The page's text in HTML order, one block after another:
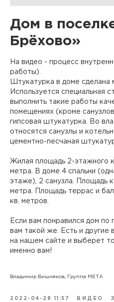
Дом в
Брёхово»
На видео - процесс
работы).
Штукатурка в доме сделана
Используется специальная
выполнить такие работы
помещениях (кроме
гипсовая штукатурка. Во
относятся санузлы и
цементно-песчаная
Жилая площадь 2-этажного
метра. В доме 4 спальни
этаже), 2 санузла. Площадь
метра. Площадь террас и
кв. метров.
Если вам понравился дом по
вам такой же. Есть и другие
на нашем сайте и выберет
именно вам!
Владимир Вишняков, Группа МЕТА
2022-04-28 11:57 ВИДЕО